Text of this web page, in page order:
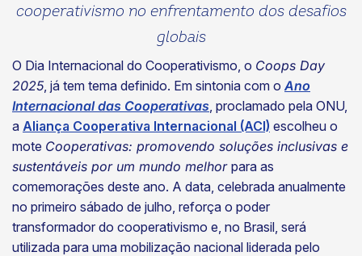
cooperativismo no enfrentamento dos desafios
globais
O Dia Internacional do Cooperativismo, o Coops Day
2025 , já tem tema definido. Em sintonia com o Ano
Internacional das Cooperativas , proclamado pela ONU,
a Aliança Cooperativa Internacional (ACI) escolheu o
mote Cooperativas: promovendo soluções inclusivas e
sustentáveis por um mundo melhor para as
comemorações deste ano. A data, celebrada anualmente
no primeiro sábado de julho, reforça o poder
transformador do cooperativismo e, no Brasil, será
utilizada para uma mobilização nacional liderada pelo